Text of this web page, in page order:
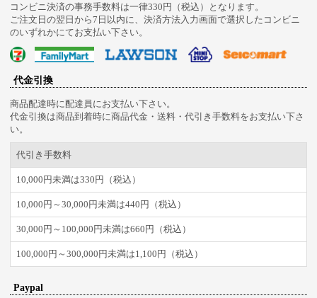
コンビニ決済の事務手数料は一律330円（税込）となります。
ご注文日の翌日から7日以内に、決済方法入力画面で選択したコンビニ
のいずれかにてお支払い下さい。
代金引換
商品配達時に配達員にお支払い下さい。
代金引換は商品到着時に商品代金・送料・代引き手数料をお支払い下さ
い。
代引き手数料
10,000円未満は330円（税込）
10,000円～30,000円未満は440円（税込）
30,000円～100,000円未満は660円（税込）
100,000円～300,000円未満は1,100円（税込）
Paypal